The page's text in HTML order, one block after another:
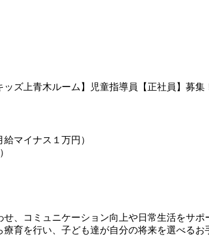
ズ上青木ルーム】児童指導員【正社員】募集
マイナス１万円）
、コミュニケーション向上や日常生活をサポ
育を行い、子ども達が自分の将来を選べるお